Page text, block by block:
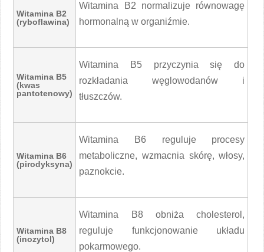
Witamina B2
(ryboflawina)
Witamina B2 normalizuje równowagę
hormonalną w organiźmie.
Witamina B5
(kwas
pantotenowy)
Witamina B5 przyczynia się do
rozkładania węglowodanów i
tłuszczów.
Witamina B6
(pirodyksyna)
Witamina B6 reguluje procesy
metaboliczne, wzmacnia skórę, włosy,
paznokcie.
Witamina B8
(inozytol)
Witamina B8 obniża cholesterol,
reguluje funkcjonowanie układu
pokarmowego.